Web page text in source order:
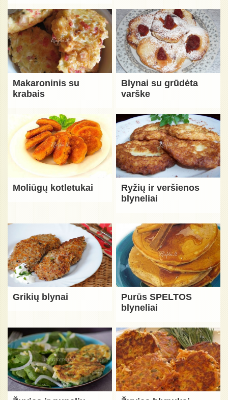
Makaroninis su
krabais
Blynai su grūdėta
varške
Moliūgų kotletukai
Ryžių ir veršienos
blyneliai
Grikių blynai
Purūs SPELTOS
blyneliai